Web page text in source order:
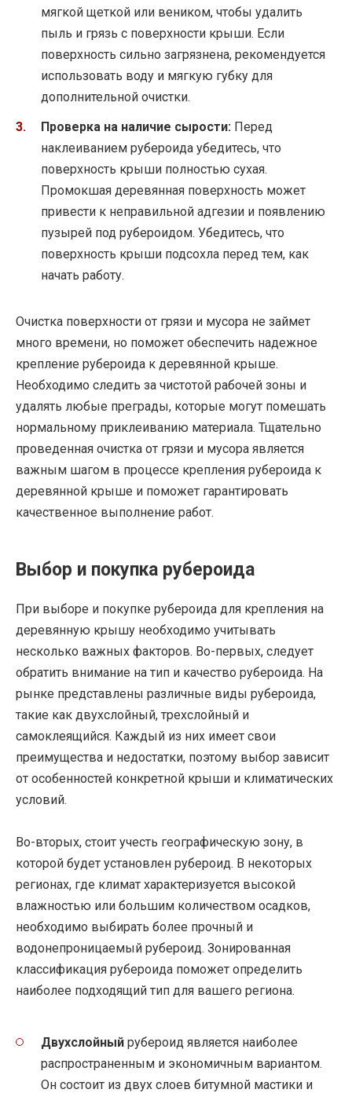
мягкой щеткой или веником, чтобы удалить
пыль и грязь с поверхности крыши. Если
поверхность сильно загрязнена, рекомендуется
использовать воду и мягкую губку для
дополнительной очистки.
Проверка на наличие сырости: Перед
наклеиванием рубероида убедитесь, что
поверхность крыши полностью сухая.
Промокшая деревянная поверхность может
привести к неправильной адгезии и появлению
пузырей под рубероидом. Убедитесь, что
поверхность крыши подсохла перед тем, как
начать работу.
Очистка поверхности от грязи и мусора не займет
много времени, но поможет обеспечить надежное
крепление рубероида к деревянной крыше.
Необходимо следить за чистотой рабочей зоны и
удалять любые преграды, которые могут помешать
нормальному приклеиванию материала. Тщательно
проведенная очистка от грязи и мусора является
важным шагом в процессе крепления рубероида к
деревянной крыше и поможет гарантировать
качественное выполнение работ.
Выбор и покупка рубероида
При выборе и покупке рубероида для крепления на
деревянную крышу необходимо учитывать
несколько важных факторов. Во-первых, следует
обратить внимание на тип и качество рубероида. На
рынке представлены различные виды рубероида,
такие как двухслойный, трехслойный и
самоклеящийся. Каждый из них имеет свои
преимущества и недостатки, поэтому выбор зависит
от особенностей конкретной крыши и климатических
условий.
Во-вторых, стоит учесть географическую зону, в
которой будет установлен рубероид. В некоторых
регионах, где климат характеризуется высокой
влажностью или большим количеством осадков,
необходимо выбирать более прочный и
водонепроницаемый рубероид. Зонированная
классификация рубероида поможет определить
наиболее подходящий тип для вашего региона.
Двухслойный рубероид является наиболее
распространенным и экономичным вариантом.
Он состоит из двух слоев битумной мастики и